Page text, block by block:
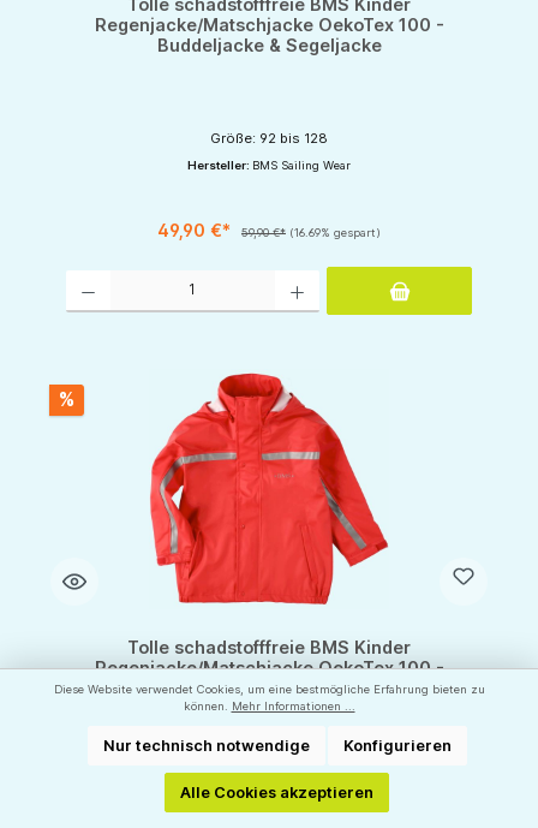
Tolle schadstofffreie BMS Kinder
Regenjacke/Matschjacke OekoTex 100 -
Buddeljacke & Segeljacke
Größe: 92 bis 128
Hersteller: BMS Sailing Wear
49,90 €* 59,90 €* (16.69% gespart)
%
Tolle schadstofffreie BMS Kinder
Regenjacke/Matschjacke OekoTex 100 -
Buddeljacke & Segeljacke
Diese Website verwendet Cookies, um eine bestmögliche Erfahrung bieten zu
können.
Mehr Informationen ...
Nur technisch notwendige Konfigurieren
Alle Cookies akzeptieren